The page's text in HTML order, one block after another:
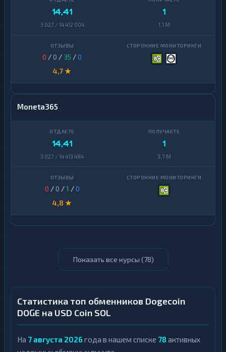
14,41
3 027 / 14 412 004
1
1,1 M
0 / 0 / 35 /0
4,7 ★
Moneta365
14,41
3 027 / 14 413 484
1
3,7 M
0 / 0 /1 /0
4,8 ★
Показать все курсы (78)
Статистика топ обменников Dogecoin
DOGE на USD Coin SOL
На 7 августа 2026 года в нашем списке 78 активных